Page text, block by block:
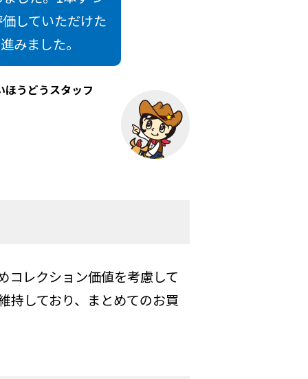
していただけた
みました。
ほうどうスタッフ
コレクション価値を考慮して
持しており、まとめてのお買